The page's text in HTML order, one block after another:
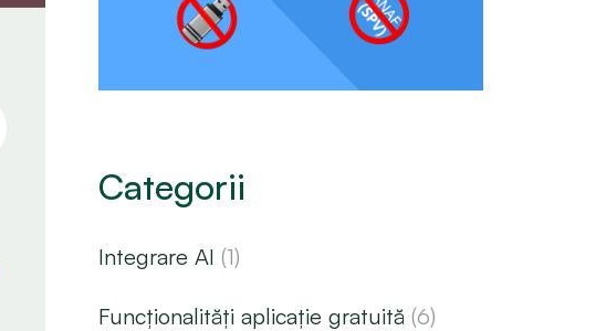
Categorii
Integrare AI (1)
Funcționalități aplicație gratuită (6)